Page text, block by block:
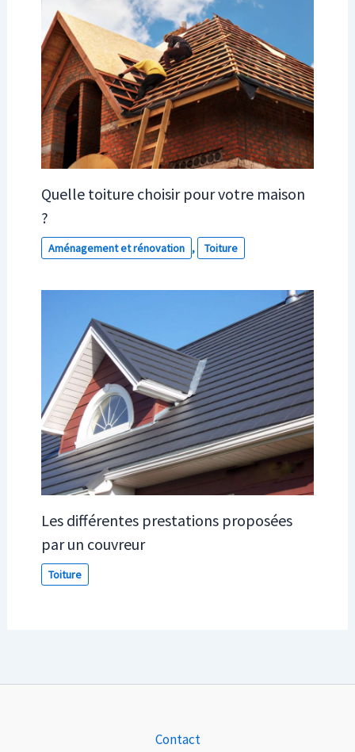
Quelle toiture choisir pour votre maison
?
Aménagement et rénovation , Toiture
Les différentes prestations proposées
par un couvreur
Toiture
Contact